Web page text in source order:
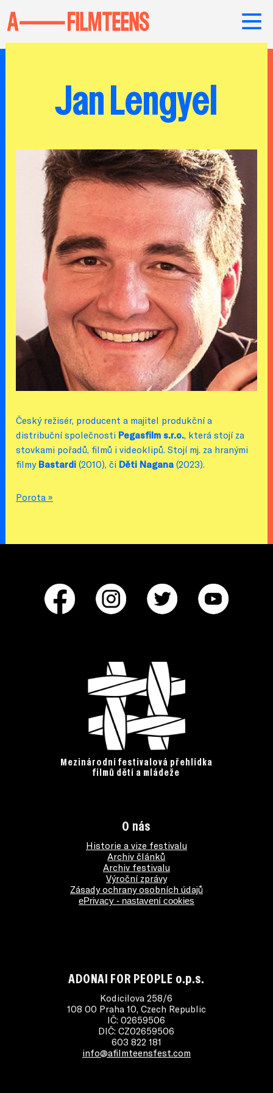
Jan Lengyel
Český režisér, producent a majitel produkční a
distribuční společnosti Pegasfilm s.r.o., která stojí za
stovkami pořadů, filmů i videoklipů. Stojí mj. za hranými
filmy Bastardi (2010), či Děti Nagana (2023).
Porota »
Mezinárodní festivalová přehlídka
filmů dětí a mládeže
O nás
Historie a vize festivalu
Archiv článků
Archiv festivalu
Výroční zprávy
Zásady ochrany osobních údajů
ePrivacy - nastavení cookies
ADONAI FOR PEOPLE o.p.s.
Kodicilova 258/6
108 00 Praha 10, Czech Republic
IČ: 02659506
DIČ: CZ02659506
603 822 181
info@afilmteensfest.com